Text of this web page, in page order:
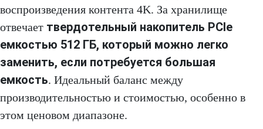
воспроизведения контента 4K. За хранилище
отвечает твердотельный накопитель PCIe
емкостью 512 ГБ, который можно легко
заменить, если потребуется большая
емкость. Идеальный баланс между
производительностью и стоимостью, особенно в
этом ценовом диапазоне.